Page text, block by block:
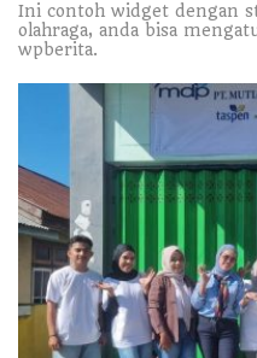
Ini contoh widget dengan
olahraga, anda bisa
wpberita.